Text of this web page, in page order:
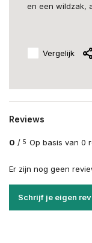
en een wildzak,
Vergelijk
Reviews
0 / 5 Op basis van 0
Er zijn nog geen
Schrijf je eigen